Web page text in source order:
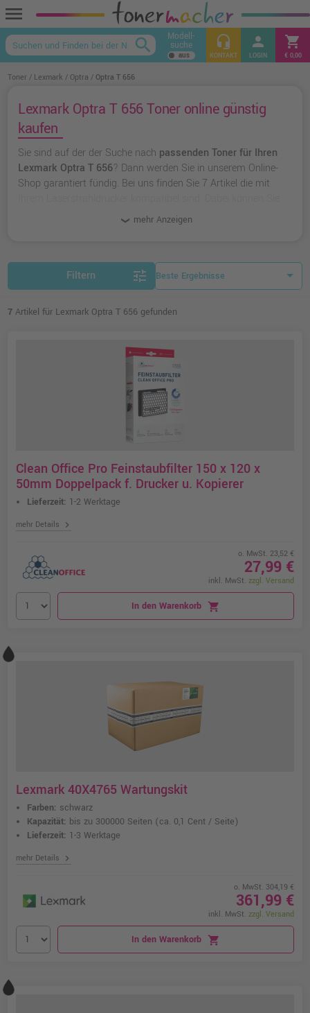
menu
keyboard_arrow_up
search Modell-
suche headset_mic
KONTAKT
person
LOGIN
shopping_cart
€ 0,00
Toner Lexmark Optra Optra T 656
Lexmark Optra T 656 Toner online günstig
kaufen
Sie sind auf der der Suche nach passenden Toner für Ihren
Lexmark Optra T 656? Dann werden Sie in unserem Online-
Shop garantiert fündig. Bei uns finden Sie 7 Artikel die mit
originalen Toner von Lexmark wählen oder zu
mehr Anzeigen
Filtern tune
7 Artikel für Lexmark Optra T 656 gefunden
Clean Office Pro Feinstaubfilter 150 x 120 x
50mm Doppelpack f. Drucker u. Kopierer
Lieferzeit: 1-2 Werktage
mehr Details chevron_right
o. MwSt. 23,52 €
27,99 €
inkl. MwSt. zzgl. Versand
In den Warenkorb shopping_cart
Lexmark 40X4765 Wartungskit
Farben: schwarz
Kapazität: bis zu 300000 Seiten (ca. 0,1 Cent / Seite)
Lieferzeit: 1-3 Werktage
mehr Details chevron_right
o. MwSt. 304,19 €
361,99 €
inkl. MwSt. zzgl. Versand
In den Warenkorb shopping_cart